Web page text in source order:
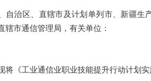
自治区、直辖市及计划单列市、新疆生
辖市通信管理局，有关单位：
将《工业通信业职业技能提升行动计划